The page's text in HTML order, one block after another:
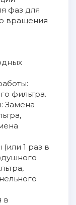
фаз для
вращения
фильтра.
Замена
1 раз в
в